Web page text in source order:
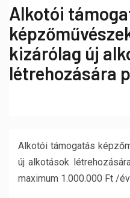
Alkotói
kizárólag új
létrehozására
Alkotói támogatás
új alkotások
maximum 1.000.000 Ft /